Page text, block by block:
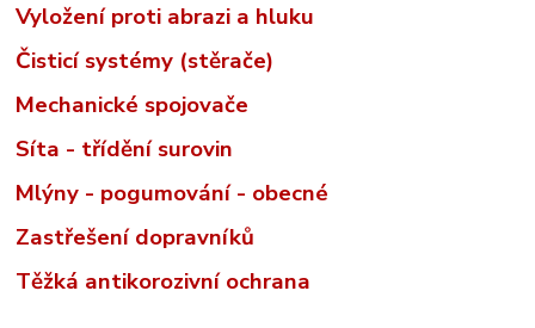
Vyložení proti abrazi a hluku
Čisticí systémy (stěrače)
Mechanické spojovače
Síta - třídění surovin
Mlýny - pogumování - obecné
Zastřešení dopravníků
Těžká antikorozivní ochrana